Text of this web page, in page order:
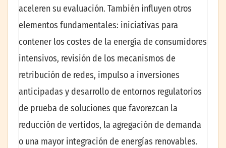
aceleren su evaluación. También influyen otros
elementos fundamentales: iniciativas para
contener los costes de la energía de consumidores
intensivos, revisión de los mecanismos de
retribución de redes, impulso a inversiones
anticipadas y desarrollo de entornos regulatorios
de prueba de soluciones que favorezcan la
reducción de vertidos, la agregación de demanda
o una mayor integración de energías renovables.